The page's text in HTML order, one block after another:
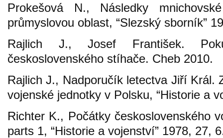
Prokešová N., Následky
průmyslovou oblast, “Slezský sborník”
Rajlich J., Josef František.
československého stíhače. Cheb 2010.
Rajlich J., Nadporučík letectva Jiří Král.
vojenské jednotky v Polsku, “Historie a
Richter K., Počátky československého
parts 1, “Historie a vojenství” 1978, 27,